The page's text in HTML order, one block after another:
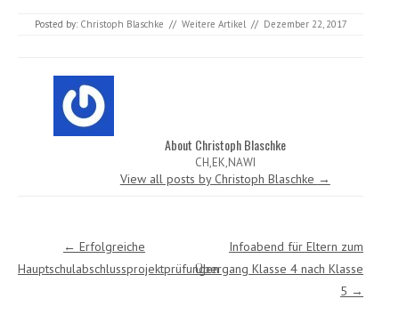
Posted by: Christoph Blaschke // Weitere Artikel // Dezember 22, 2017
About Christoph Blaschke
CH,EK,NAWI
View all posts by Christoph Blaschke →
Post navigation
← Erfolgreiche
Hauptschulabschlussprojektprüfungen
Infoabend für Eltern zum
Übergang Klasse 4 nach Klasse
5 →